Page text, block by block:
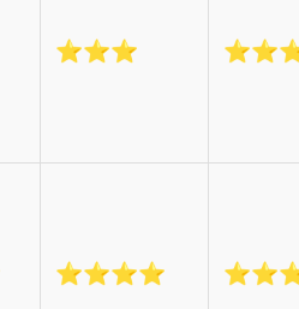
⭐⭐⭐
⭐⭐⭐⭐